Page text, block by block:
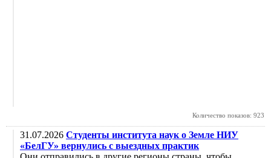
Количество показов: 923
31.07.2026 Студенты института наук о Земле НИУ
«БелГУ» вернулись с выездных практик